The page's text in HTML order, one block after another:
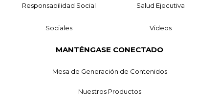
Responsabilidad Social Salud Ejecutiva
Sociales Videos
MANTÉNGASE CONECTADO
Mesa de Generación de Contenidos
Nuestros Productos